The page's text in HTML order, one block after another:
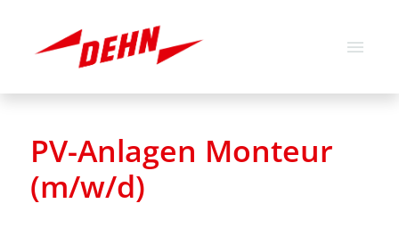
Job offers
About us
PV-Anlagen Monteur
(m/w/d)